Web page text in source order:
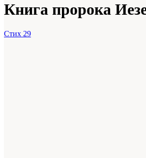
Книга пророка
Стих 29